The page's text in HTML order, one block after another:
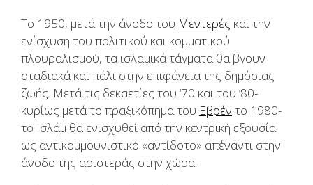
Το 1950, μετά την άνοδο του Μεντερές και την
ενίσχυση του πολιτικού και κομματικού
πλουραλισμού, τα ισλαμικά τάγματα θα βγουν
σταδιακά και πάλι στην επιφάνεια της δημόσιας
ζωής. Μετά τις δεκαετίες του ‘70 και του ’80-
κυρίως μετά το πραξικόπημα του Εβρέν το 1980-
το Ισλάμ θα ενισχυθεί από την κεντρική εξουσία
ως αντικομμουνιστικό «αντίδοτο» απέναντι στην
άνοδο της αριστεράς στην χώρα.